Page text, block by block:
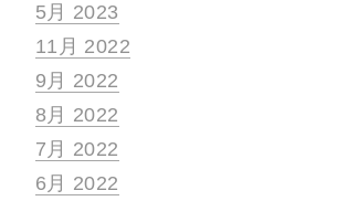
5月 2023
11月 2022
9月 2022
8月 2022
7月 2022
6月 2022